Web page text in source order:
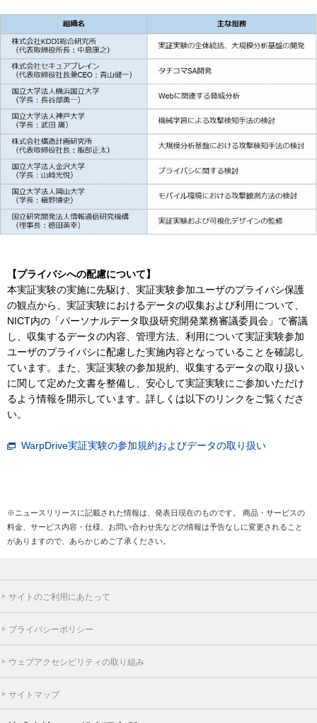
【プライバシへの配慮について】
本実証実験の実施に先駆け、実証実験参加ユーザのプライバシ保護
の観点から、実証実験におけるデータの収集および利用について、
NICT内の「パーソナルデータ取扱研究開発業務審議委員会」で審議
し、収集するデータの内容、管理方法、利用について実証実験参加
ユーザのプライバシに配慮した実施内容となっていることを確認し
ています。また、実証実験の参加規約、収集するデータの取り扱い
に関して定めた文書を整備し、安心して実証実験にご参加いただけ
るよう情報を開示しています。詳しくは以下のリンクをご覧くださ
い。
WarpDrive実証実験の参加規約およびデータの取り扱い
※ニュースリリースに記載された情報は、発表日現在のものです。 商品・サービスの
料金、サービス内容・仕様、お問い合わせ先などの情報は予告なしに変更されること
がありますので、あらかじめご了承ください。
サイトのご利用にあたって
プライバシーポリシー
ウェブアクセシビリティの取り組み
サイトマップ